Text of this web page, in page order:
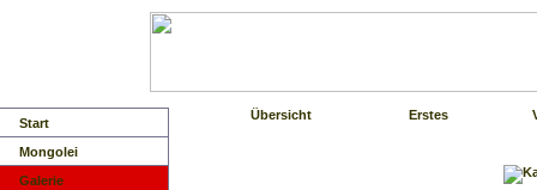
Start
Mongolei
Galerie
Übersicht Erstes